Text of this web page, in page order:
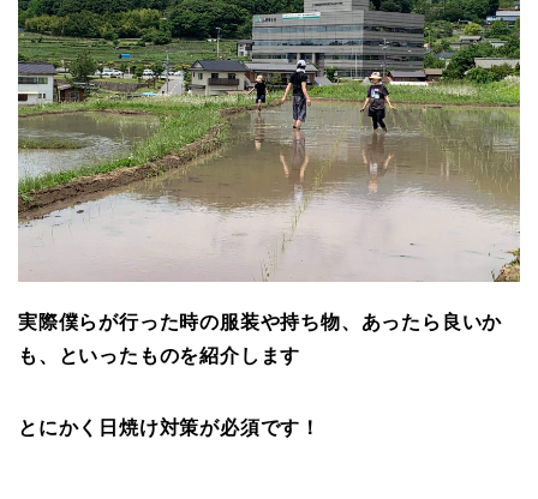
実際僕らが行った時の服装や持ち物、あったら良いか
も、といったものを紹介します
とにかく日焼け対策が必須です！